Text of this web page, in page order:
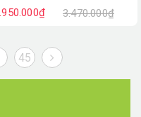
3.470.000₫
45